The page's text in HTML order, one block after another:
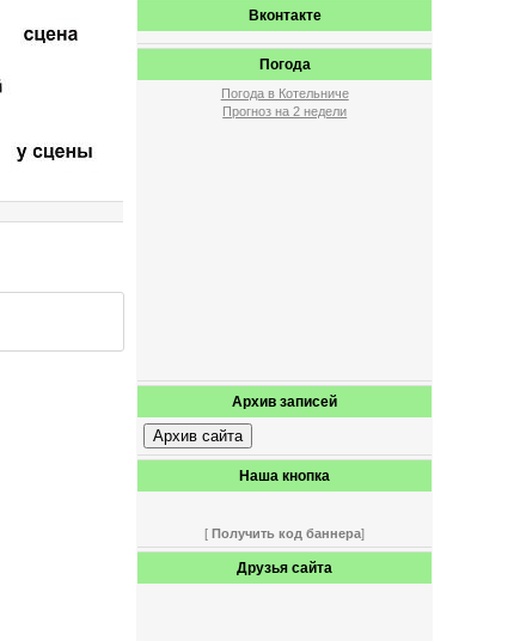
Вконтакте
Погода
Погода в Котельниче
Прогноз на 2 недели
Архив записей
Архив сайта
Наша кнопка
[ Получить код баннера]
Друзья сайта